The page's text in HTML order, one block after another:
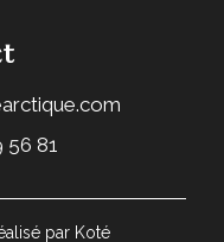
56 81
par Koté